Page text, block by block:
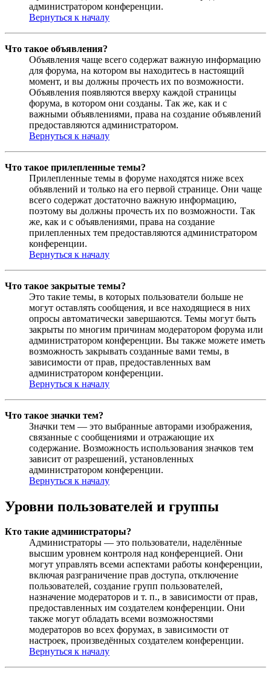
администратором конференции.
Вернуться к началу
Что такое объявления?
Объявления чаще всего содержат важную информацию
для форума, на котором вы находитесь в настоящий
момент, и вы должны прочесть их по возможности.
Объявления появляются вверху каждой страницы
форума, в котором они созданы. Так же, как и с
важными объявлениями, права на создание объявлений
предоставляются администратором.
Вернуться к началу
Что такое прилепленные темы?
Прилепленные темы в форуме находятся ниже всех
объявлений и только на его первой странице. Они чаще
всего содержат достаточно важную информацию,
поэтому вы должны прочесть их по возможности. Так
же, как и с объявлениями, права на создание
прилепленных тем предоставляются администратором
конференции.
Вернуться к началу
Что такое закрытые темы?
Это такие темы, в которых пользователи больше не
могут оставлять сообщения, и все находящиеся в них
опросы автоматически завершаются. Темы могут быть
закрыты по многим причинам модератором форума или
администратором конференции. Вы также можете иметь
возможность закрывать созданные вами темы, в
зависимости от прав, предоставленных вам
администратором конференции.
Вернуться к началу
Что такое значки тем?
Значки тем — это выбранные авторами изображения,
связанные с сообщениями и отражающие их
содержание. Возможность использования значков тем
зависит от разрешений, установленных
администратором конференции.
Вернуться к началу
Уровни пользователей и группы
Кто такие администраторы?
Администраторы — это пользователи, наделённые
высшим уровнем контроля над конференцией. Они
могут управлять всеми аспектами работы конференции,
включая разграничение прав доступа, отключение
пользователей, создание групп пользователей,
назначение модераторов и т. п., в зависимости от прав,
предоставленных им создателем конференции. Они
также могут обладать всеми возможностями
модераторов во всех форумах, в зависимости от
настроек, произведённых создателем конференции.
Вернуться к началу